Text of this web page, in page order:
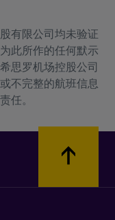
有限公司均未验证
此所作的任何默示
思罗机场控股公司
不完整的航班信息
任。